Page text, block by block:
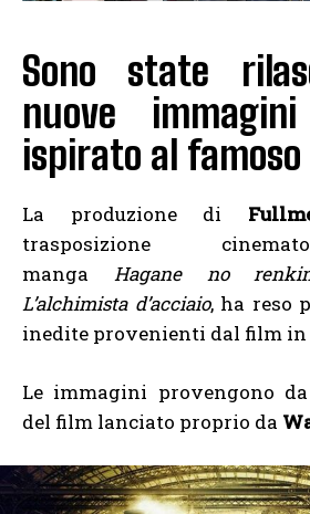
Sono state
nuove
ispirato al
La produzione di
trasposizione
manga Hagane no
L’alchimista d’acciaio, ha reso
inedite provenienti dal film in
Le immagini provengono
del film lanciato proprio da